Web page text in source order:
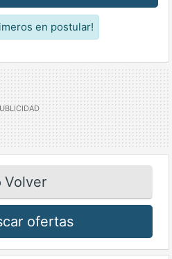
en postular!
Volver
ofertas